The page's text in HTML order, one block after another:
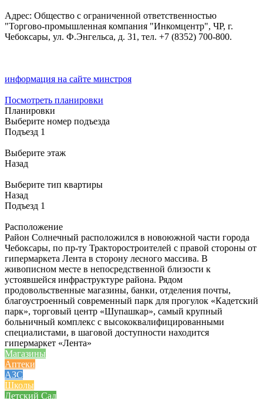
Адрес: Общество с ограниченной ответственностью
"Торгово-промышленная компания "Инкомцентр", ЧР, г.
Чебоксары, ул. Ф.Энгельса, д. 31, тел. +7 (8352) 700-800.
информация на сайте минстроя
Посмотреть планировки
Планировки
Выберите номер подъезда
Подъезд 1
Выберите этаж
Назад
Выберите тип квартиры
Назад
Подъезд 1
Расположение
Район Солнечный расположился в новоюжной части города
Чебоксары, по пр-ту Тракторостроителей с правой стороны от
гипермаркета Лента в сторону лесного массива. В
живописном месте в непосредственной близости к
устоявшейся инфраструктуре района. Рядом
продовольственные магазины, банки, отделения почты,
благоустроенный современный парк для прогулок «Кадетский
парк», торговый центр «Шупашкар», самый крупный
больничный комплекс с высококвалифицированными
специалистами, в шаговой доступности находится
гипермаркет «Лента»
Магазины
Аптеки
АЗС
Школы
Детский Сад